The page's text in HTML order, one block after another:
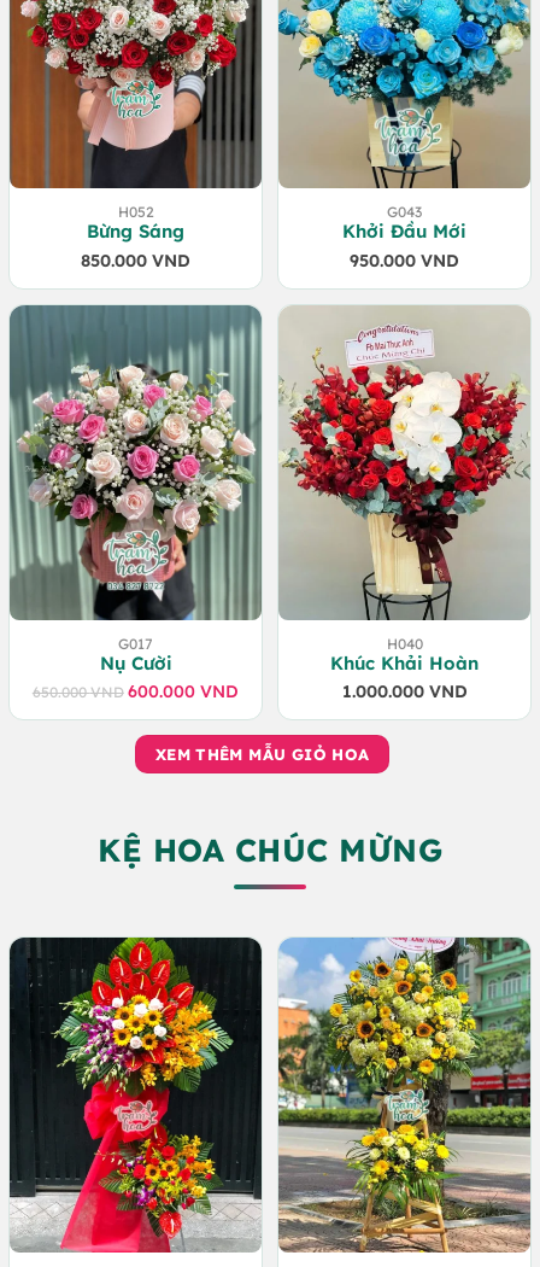
H052
Bừng Sáng
850.000 VND
G043
Khởi Đầu Mới
950.000 VND
G017
Nụ Cười
650.000VND Giá
gốc
là:
650.000 VND.
600.000VND
Giá
hiện
tại
600.000 VND.
H040
Khúc Khải Hoàn
1.000.000 VND
XEM THÊM MẪU GIỎ HOA
KỆ HOA CHÚC MỪNG